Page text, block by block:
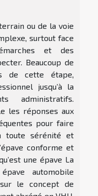
ou de la voie
surtout face
et des
Beaucoup de
de cette étape,
jusqu’à la
administratifs.
les réponses aux
pour faire
toute sérénité et
conforme et
une épave La
automobile
sur le concept de